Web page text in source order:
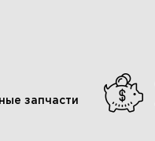
запчасти